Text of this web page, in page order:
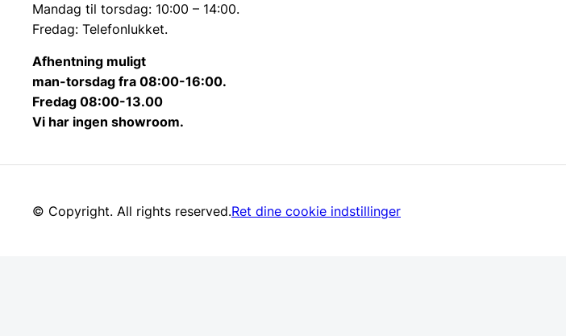
Mandag til torsdag: 10:00 – 14:00.
Fredag: Telefonlukket.
Afhentning muligt
man-torsdag fra 08:00-16:00.
Fredag 08:00-13.00
Vi har ingen showroom.
© Copyright. All rights reserved.Ret dine cookie indstillinger